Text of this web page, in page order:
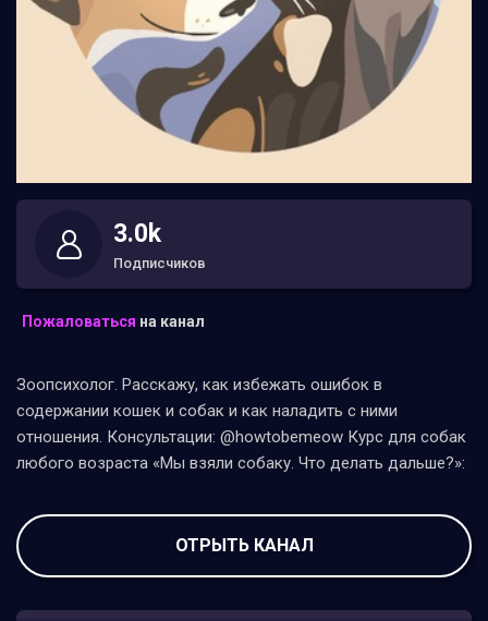
3.0k
Подписчиков
Пожаловаться на канал
Зоопсихолог. Расскажу, как избежать ошибок в
содержании кошек и собак и как наладить с ними
отношения. Консультации: @howtobemeow Курс для собак
любого возраста «Мы взяли собаку. Что делать дальше?»:
ОТРЫТЬ КАНАЛ